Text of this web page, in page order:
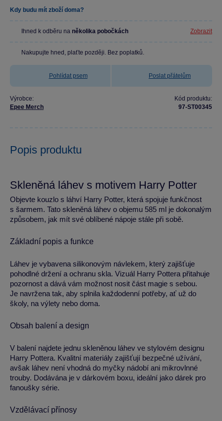
Kdy budu mít zboží doma?
Ihned k odběru na několika pobočkách Zobrazit
Nakupujte hned, plaťte později. Bez poplatků.
Pohlídat psem Poslat přátelům
Výrobce:
Epee Merch
Kód produktu:
97-ST00345
Popis produktu
Skleněná láhev s motivem Harry Potter
Objevte kouzlo s láhví Harry Potter, která spojuje funkčnost
s šarmem. Tato skleněná láhev o objemu 585 ml je dokonalým
způsobem, jak mít své oblíbené nápoje stále při sobě.
Základní popis a funkce
Láhev je vybavena silikonovým návlekem, který zajišťuje
pohodlné držení a ochranu skla. Vizuál Harry Pottera přitahuje
pozornost a dává vám možnost nosit část magie s sebou.
Je navržena tak, aby splnila každodenní potřeby, ať už do
školy, na výlety nebo doma.
Obsah balení a design
V balení najdete jednu skleněnou láhev ve stylovém designu
Harry Pottera. Kvalitní materiály zajišťují bezpečné užívání,
avšak láhev není vhodná do myčky nádobí ani mikrovlnné
trouby. Dodávána je v dárkovém boxu, ideální jako dárek pro
fanoušky série.
Vzdělávací přínosy